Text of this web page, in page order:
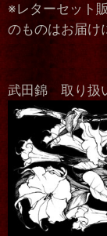
※レターセット
のものはお届け
武田錦 取り扱